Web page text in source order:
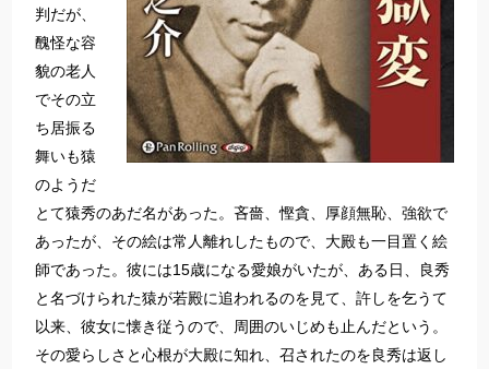
判だが、
醜怪な容
貌の老人
でその立
ち居振る
舞いも猿
のようだ
とて猿秀のあだ名があった。吝嗇、慳貪、厚顔無恥、強欲で
あったが、その絵は常人離れしたもので、大殿も一目置く絵
師であった。彼には15歳になる愛娘がいたが、ある日、良秀
と名づけられた猿が若殿に追われるのを見て、許しを乞うて
以来、彼女に懐き従うので、周囲のいじめも止んだという。
その愛らしさと心根が大殿に知れ、召されたのを良秀は返し